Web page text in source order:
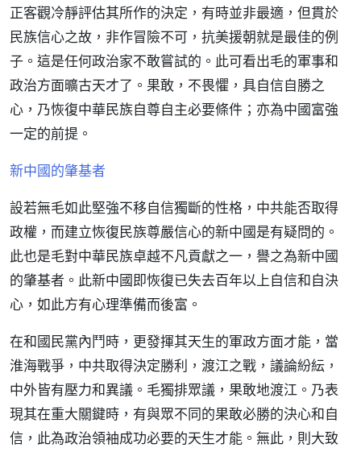
正客觀冷靜評估其所作的決定，有時並非最適，但貫於
民族信心之故，非作冒險不可，抗美援朝就是最佳的例
子。這是任何政治家不敢嘗試的。此可看出毛的軍事和
政治方面曠古天才了。果敢，不畏懼，具自信自勝之
心，乃恢復中華民族自尊自主必要條件；亦為中國富強
一定的前提。
新中國的肇基者
設若無毛如此堅強不移自信獨斷的性格，中共能否取得
政權，而建立恢復民族尊嚴信心的新中國是有疑問的。
此也是毛對中華民族卓越不凡貢獻之一，譽之為新中國
的肇基者。此新中國即恢復已失去百年以上自信和自決
心，如此方有心理準備而後富。
在和國民黨內鬥時，更發揮其天生的軍政方面才能，當
淮海戰爭，中共取得決定勝利，渡江之戰，議論紛紜，
中外皆有壓力和異議。毛獨排眾議，果敢地渡江。乃表
現其在重大關鍵時，有與眾不同的果敢必勝的決心和自
信，此為政治領袖成功必要的天生才能。無此，則大致